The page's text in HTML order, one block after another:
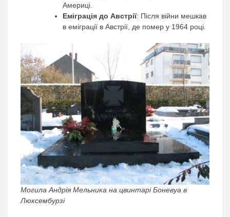
Америці.
Еміграція до Австрії: Після війни мешкав
в еміграції в Австрії, де помер у 1964 році.
Могила Андрія Мельника на цвинтарі Боневуа в
Люксембурзі